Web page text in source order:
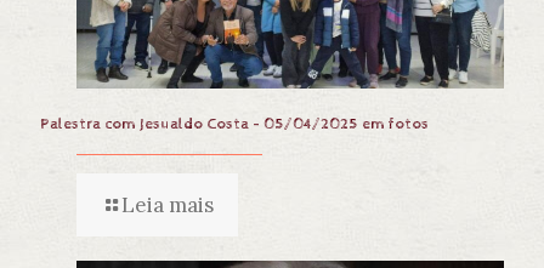
Palestra com Jesualdo Costa – 05/04/2025 em fotos
Leia mais